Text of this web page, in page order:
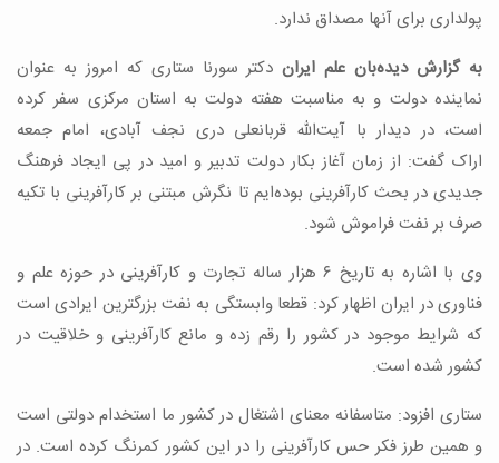
پولداری برای آنها مصداق ندارد.
به گزارش دیده‌بان علم ایراندکتر سورنا ستاری که امروز به عنوان
نماینده دولت و به مناسبت هفته دولت به استان مرکزی سفر کرده
است، در دیدار با آیت‌الله قربانعلی دری نجف آبادی، امام جمعه
اراک گفت: از زمان آغاز بکار دولت تدبیر و امید در پی ایجاد فرهنگ
جدیدی در بحث کارآفرینی بوده‌ایم تا نگرش مبتنی بر کارآفرینی با تکیه
صرف بر نفت فراموش شود.
وی با اشاره به تاریخ ۶ هزار ساله تجارت و کارآفرینی در حوزه علم و
فناوری در ایران اظهار کرد: قطعا وابستگی به نفت بزرگترین ایرادی است
که شرایط موجود در کشور را رقم زده و مانع کارآفرینی و خلاقیت در
کشور شده است.
ستاری افزود: متاسفانه معنای اشتغال در کشور ما استخدام دولتی است
و همین طرز فکر حس کارآفرینی را در این کشور کمرنگ کرده است. در